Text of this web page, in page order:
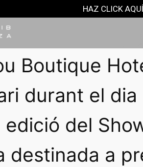
HAZ CLICK
Boutique
durant el
del
destinada a